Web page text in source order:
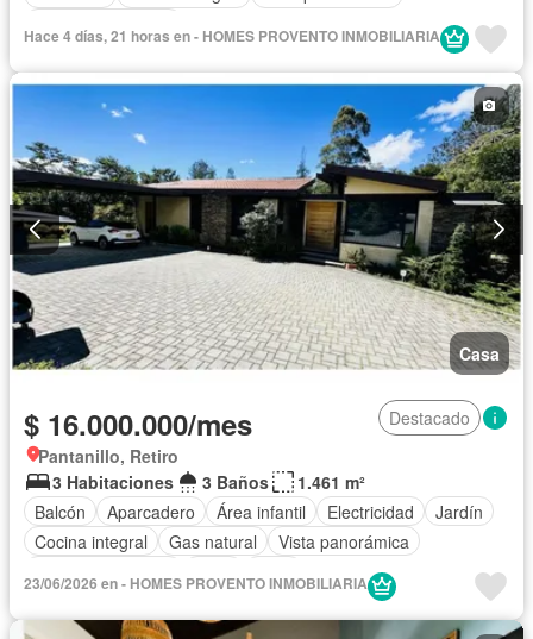
Hace 4 días, 21 horas en - HOMES PROVENTO INMOBILIARIA
Casa
$ 16.000.000/mes
Destacado
Pantanillo, Retiro
3 Habitaciones
3 Baños
1.461 m²
Balcón
Aparcadero Área infantil Electricidad
Jardín
Cocina integral
Gas natural
Vista panorámica
23/06/2026 en - HOMES PROVENTO INMOBILIARIA